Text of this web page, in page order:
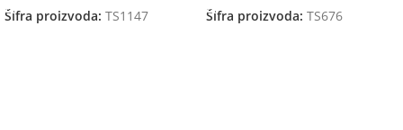
Šifra proizvoda: TS1147
Šifra proizvoda: TS676